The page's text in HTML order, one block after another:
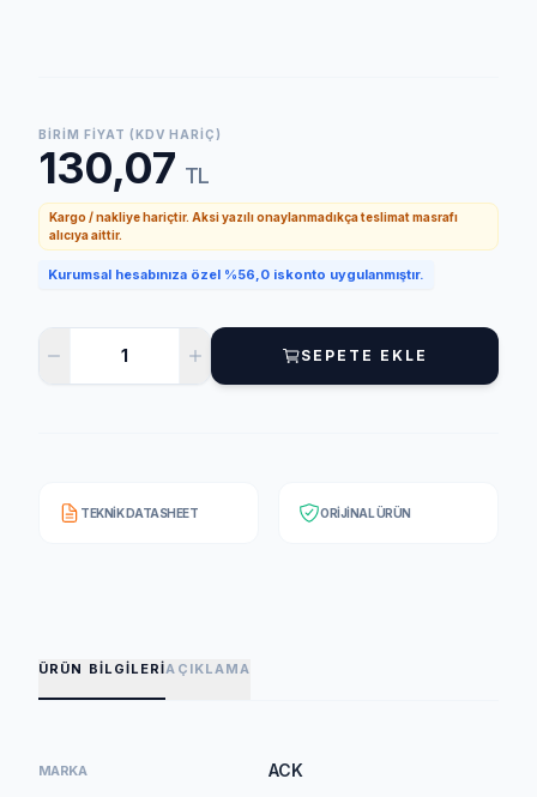
BIRIM FIYAT (KDV HARIÇ)
130,07 TL
Kargo / nakliye hariçtir. Aksi yazılı onaylanmadıkça teslimat masrafı
alıcıya aittir.
Kurumsal hesabınıza özel %56,0 iskonto uygulanmıştır.
SEPETE EKLE
TEKNIK DATASHEET ORIJINAL ÜRÜN
ÜRÜN BILGILERIAÇIKLAMA
MARKA ACK